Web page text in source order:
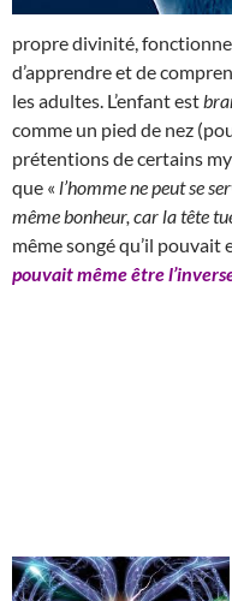
propre divinité, fonctionne
d’apprendre et de
les adultes. L’enfant est
comme un pied de nez
prétentions de certains
que « l’homme ne peut se
même bonheur, car la tête
même songé qu’il
pouvait même être